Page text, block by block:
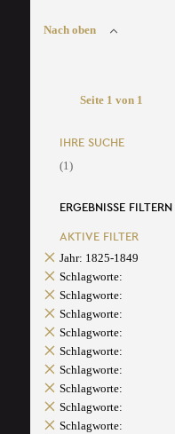
Nach oben
Seite 1 von 1
IHRE SUCHE
(1)
ERGEBNISSE FILTERN
AKTIVE FILTER
Jahr: 1825-1849
Schlagworte:
Schlagworte:
Schlagworte:
Schlagworte:
Schlagworte:
Schlagworte:
Schlagworte:
Schlagworte:
Schlagworte: